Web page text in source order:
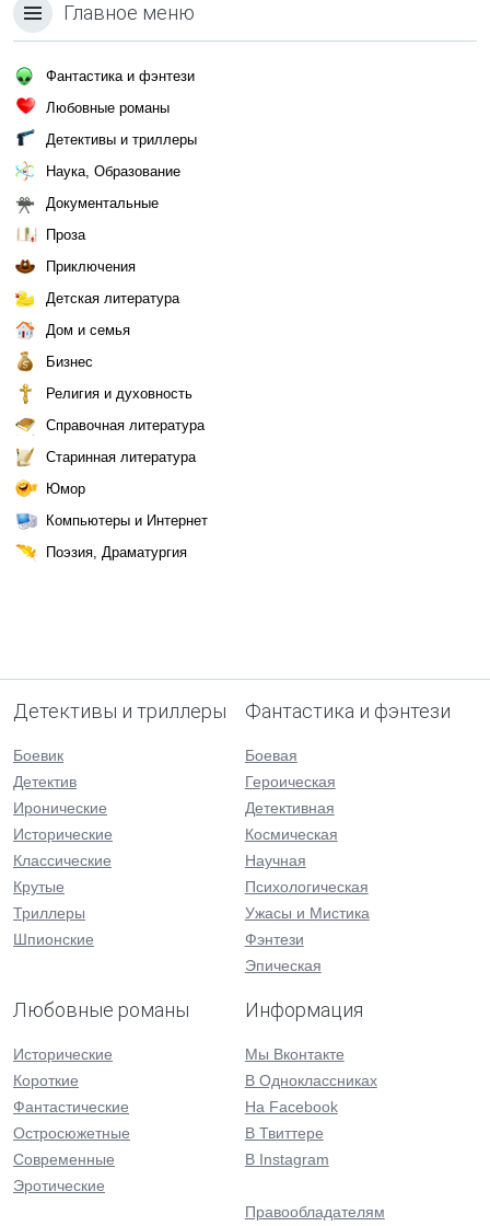
Главное меню
Фантастика и фэнтези
Любовные романы
Детективы и триллеры
Наука, Образование
Документальные
Проза
Приключения
Детская литература
Дом и семья
Бизнес
Религия и духовность
Справочная литература
Старинная литература
Юмор
Компьютеры и Интернет
Поэзия, Драматургия
Детективы и триллеры
Боевик
Детектив
Иронические
Исторические
Классические
Крутые
Триллеры
Шпионские
Фантастика и фэнтези
Боевая
Героическая
Детективная
Космическая
Научная
Психологическая
Ужасы и Мистика
Фэнтези
Эпическая
Любовные романы
Исторические
Короткие
Фантастические
Остросюжетные
Современные
Эротические
Информация
Мы Вконтакте
В Одноклассниках
На Facebook
В Твиттере
В Instagram
Правообладателям